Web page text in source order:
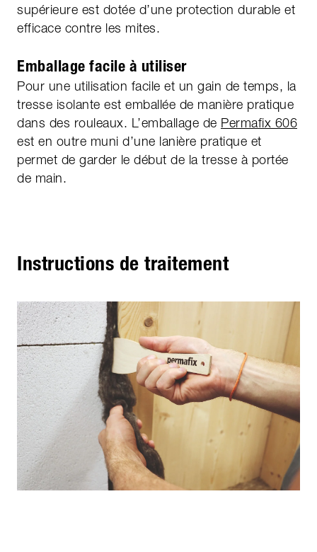
supérieure est dotée d’une protection durable et
efficace contre les mites.
Emballage facile à utiliser
Pour une utilisation facile et un gain de temps, la
tresse isolante est emballée de manière pratique
dans des rouleaux. L’emballage de Permafix 606
est en outre muni d’une lanière pratique et
permet de garder le début de la tresse à portée
de main.
Instructions de traitement